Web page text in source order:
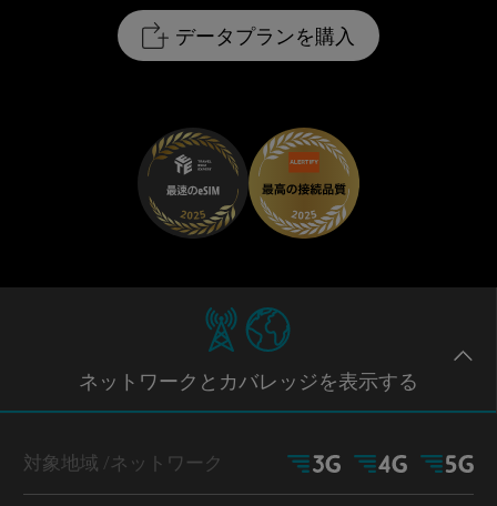
データプランを購入
ネットワークとカバレッジを表示する
対象地域 /ネットワーク